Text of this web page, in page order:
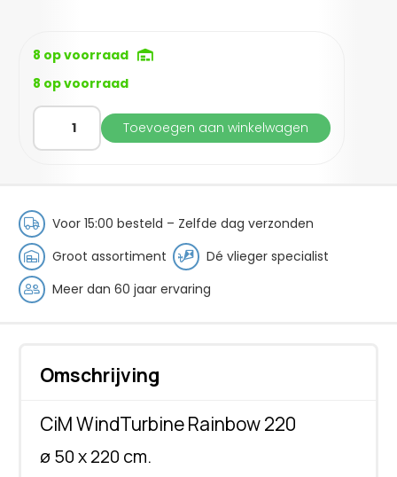
8 op voorraad
8 op voorraad
CiM
WindTurbine
Rainbow
Toevoegen aan winkelwagen
Voor 15:00 besteld – Zelfde dag verzonden
Groot assortiment
Dé vlieger specialist
Meer dan 60 jaar ervaring
Omschrijving
CiM WindTurbine Rainbow 220
ø 50 x 220 cm.